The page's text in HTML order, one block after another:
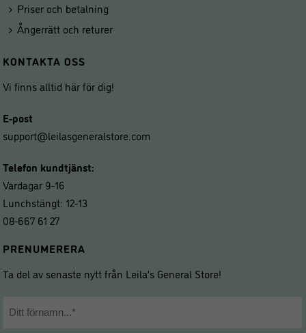
Priser och betalning
Ångerrätt och returer
KONTAKTA OSS
Vi finns alltid här för dig!
E-post
support@leilasgeneralstore.com
Telefon kundtjänst:
Vardagar 9-16
Lunchstängt: 12-13
08-667 61 27
PRENUMERERA
Ta del av senaste nytt från Leila’s General Store!